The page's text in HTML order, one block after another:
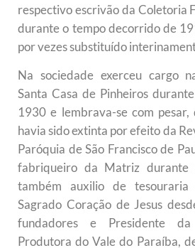
respectivo escrivão da Coletoria
durante o tempo decorrido de
por vezes substituído
Na sociedade exerceu cargo
Santa Casa de Pinheiros
1930 e lembrava-se com
havia sido extinta por efeito da
Paróquia de São Francisco de
fabriqueiro da Matriz durante
também auxilio de
Sagrado Coração de Jesus
fundadores e Presidente da
Produtora do Vale do Paraíba,